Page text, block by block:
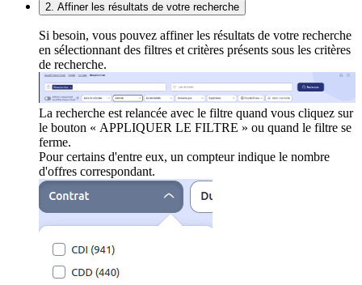
2. Affiner les résultats de votre recherche
Si besoin, vous pouvez affiner les résultats de votre recherche
en sélectionnant des filtres et critères présents sous les critères
de recherche.
La recherche est relancée avec le filtre quand vous cliquez sur
le bouton « APPLIQUER LE FILTRE » ou quand le filtre se
ferme.
Pour certains d'entre eux, un compteur indique le nombre
d'offres correspondant.